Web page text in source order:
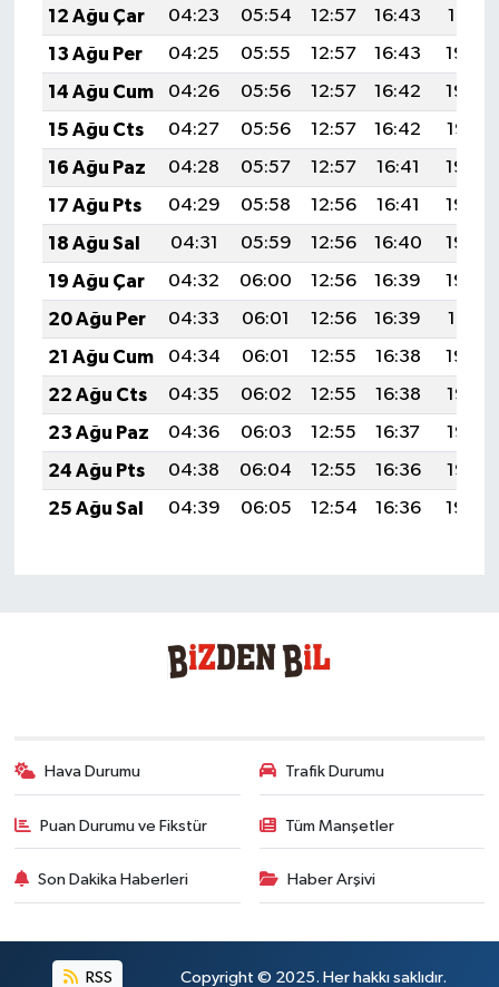
12 Ağu Çar
04:23 05:54 12:57 16:43
19:51
13 Ağu Per
04:25 05:55 12:57 16:43
19:50
14 Ağu Cum
04:26 05:56 12:57 16:42
19:48
15 Ağu Cts
04:27 05:56 12:57 16:42
19:47
16 Ağu Paz
04:28 05:57 12:57 16:41
19:46
17 Ağu Pts
04:29 05:58 12:56 16:41
19:45
18 Ağu Sal
04:31 05:59 12:56 16:40
19:43
19 Ağu Çar
04:32 06:00 12:56 16:39
19:42
20 Ağu Per
04:33 06:01 12:56 16:39
19:41
21 Ağu Cum
04:34 06:01 12:55 16:38
19:39
22 Ağu Cts
04:35 06:02 12:55 16:38
19:38
23 Ağu Paz
04:36 06:03 12:55 16:37
19:37
24 Ağu Pts
04:38 06:04 12:55 16:36
19:35
25 Ağu Sal
04:39 06:05 12:54 16:36 19:34
Hava Durumu Trafik Durumu
Puan Durumu ve Fikstür Tüm Manşetler
Son Dakika Haberleri Haber Arşivi
RSS Copyright © 2025. Her hakkı saklıdır.